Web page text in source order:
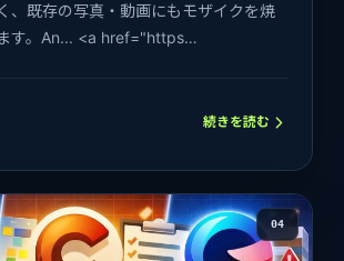
、既存の写真・動画にもモザイクを焼
す。An... <a href="https…
続きを読む
04